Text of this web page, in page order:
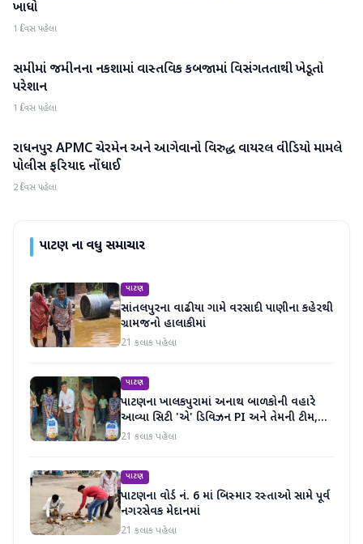
ખાધો
1 દિવસ પહેલા
પાટણ
સમીમાં જમીનના નકશામાં વાસ્તવિક કબજામાં વિસંગતતાથી ખેડૂતો
પરેશાન
1 દિવસ પહેલા
પાટણ
રાધનપુર APMC ચેરમેન અને આગેવાનો વિરુદ્ધ વાયરલ વીડિયો મામલે
પોલીસ ફરિયાદ નોંધાઈ
2 દિવસ પહેલા
પાટણના વધુ સમાચાર
પાટણ
સાંતલપુરના વાઢીયા ગામે વરસાદી પાણીના કહેરથી
ગ્રામજનો હાલાકીમાં
21 કલાક પહેલા
પાટણ
પાટણના ખાલકપુરામાં અનાથ બાળકોની વહારે
આવ્યા સિટી 'એ' ડિવિઝન PI અને તેમની ટીમ,
માનવતા મહેકી
21 કલાક પહેલા
પાટણ
પાટણના વોર્ડ નં. 6 માં બિસ્માર રસ્તાઓ સામે પૂર્વ
નગરસેવક મેદાનમાં
21 કલાક પહેલા